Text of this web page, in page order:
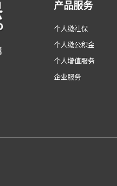
产品服务
个人缴社保
个人缴公积金
个人增值服务
企业服务